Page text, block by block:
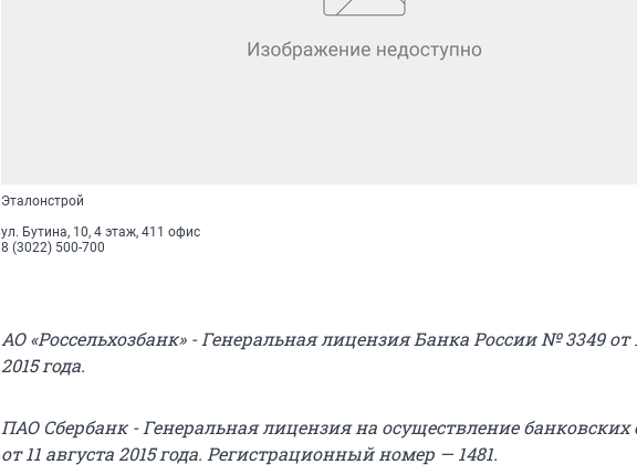
Эталонстрой
ул. Бутина, 10, 4 этаж, 411 офис
8 (3022) 500-700
АО «Россельхозбанк» - Генеральная лицензия Банка России № 3349 от
2015 года.
ПАО Сбербанк - Генеральная лицензия на осуществление
от 11 августа 2015 года. Регистрационный номер — 1481.